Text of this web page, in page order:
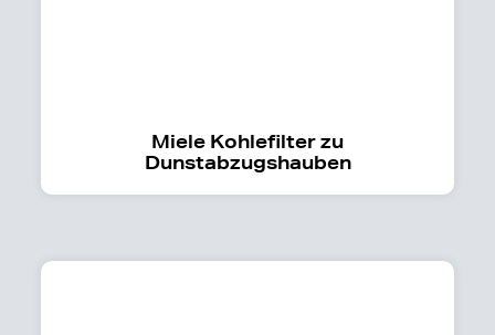
Miele Kohlefilter zu
Dunstabzugshauben